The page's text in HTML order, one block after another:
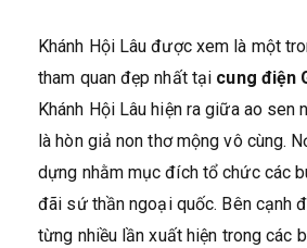
Khánh Hội Lâu được xem là một
tham quan đẹp nhất tại cung điện
Khánh Hội Lâu hiện ra giữa ao sen
là hòn giả non thơ mộng vô cùng.
dựng nhằm mục đích tổ chức các
đãi sứ thần ngoại quốc. Bên cạnh
từng nhiều lần xuất hiện trong các